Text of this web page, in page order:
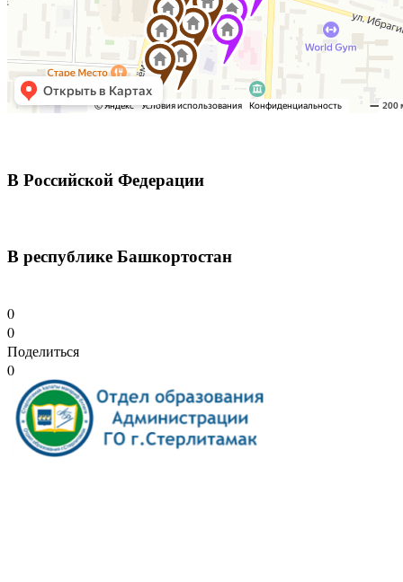
В Российской Федерации
В республике Башкортостан
0
0
Поделиться
0